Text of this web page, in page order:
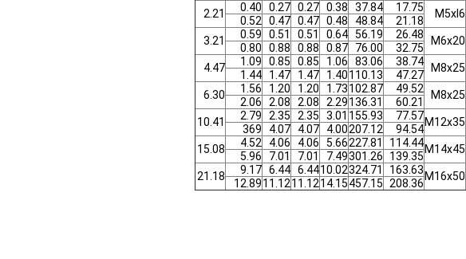
M5xl6
17.75
37.84
0.38
0.27
0.27
0.40
2.21
21.18
48.84
0.48
0.47
0.47
0.52
M6x20
26.48
56.19
0.64
0.51
0.51
0.59
3.21
32.75
76.00
0.87
0.88
0.88
0.80
M8x25
38.74
83.06
1.06
0.85
0.85
1.09
4.47
47.27
110.13
1.40
1.47
1.47
1.44
M8x25
49.52
102.87
1.73
1.20
1.20
1.56
6.30
60.21
136.31
2.29
2.08
2.08
2.06
M12x35
77.57
155.93
3.01
2.35
2.35
2.79
10.41
94.54
207.12
4.00
4.07
4.07
369
M14x45
114.44
227.81
5.66
4.06
4.06
4.52
15.08
139.35
301.26
7.49
7.01
7.01
5.96
M16x50
163.63
324.71
10.02
6.44
6.44
9.17
21.18
208.36
457.15
14.15
11.12
11.12
12.89